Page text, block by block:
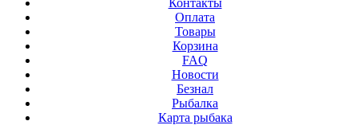
Контакты
Оплата
Товары
Корзина
FAQ
Новости
Безнал
Рыбалка
Карта рыбака